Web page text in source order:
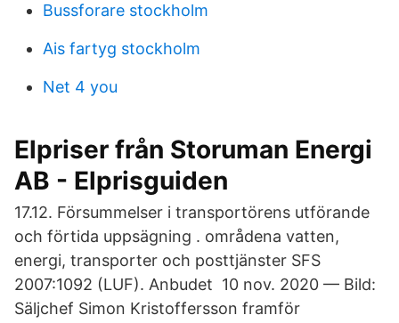
Bussforare stockholm
Ais fartyg stockholm
Net 4 you
Elpriser från Storuman Energi
AB - Elprisguiden
17.12. Försummelser i transportörens utförande
och förtida uppsägning . områdena vatten,
energi, transporter och posttjänster SFS
2007:1092 (LUF). Anbudet 10 nov. 2020 — Bild:
Säljchef Simon Kristoffersson framför